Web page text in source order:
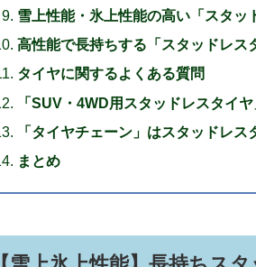
雪上性能・氷上性能の高い「スタッ
高性能で長持ちする「スタッドレス
タイヤに関するよくある質問
「SUV・4WD用スタッドレスタイ
「タイヤチェーン」はスタッドレ
まとめ